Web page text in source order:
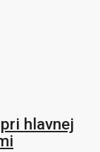
hlavnej